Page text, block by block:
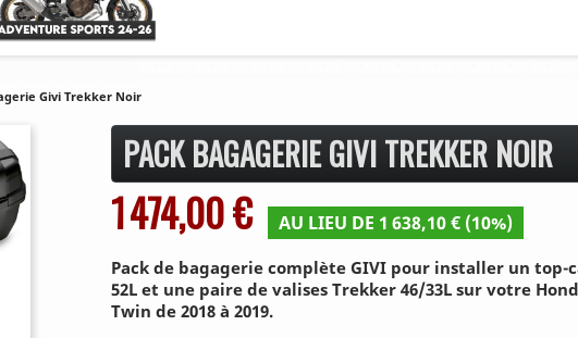
Givi Trekker Noir
PACK BAGAGERIE GIVI TREKKER NOIR
1 474,00 € AU LIEU DE 1 638,10 € (10%)
Pack de bagagerie complète GIVI pour installer un top-
52L et une paire de valises Trekker 46/33L sur votre
Twin de 2018 à 2019.